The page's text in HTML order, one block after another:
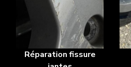
Réparation fissure